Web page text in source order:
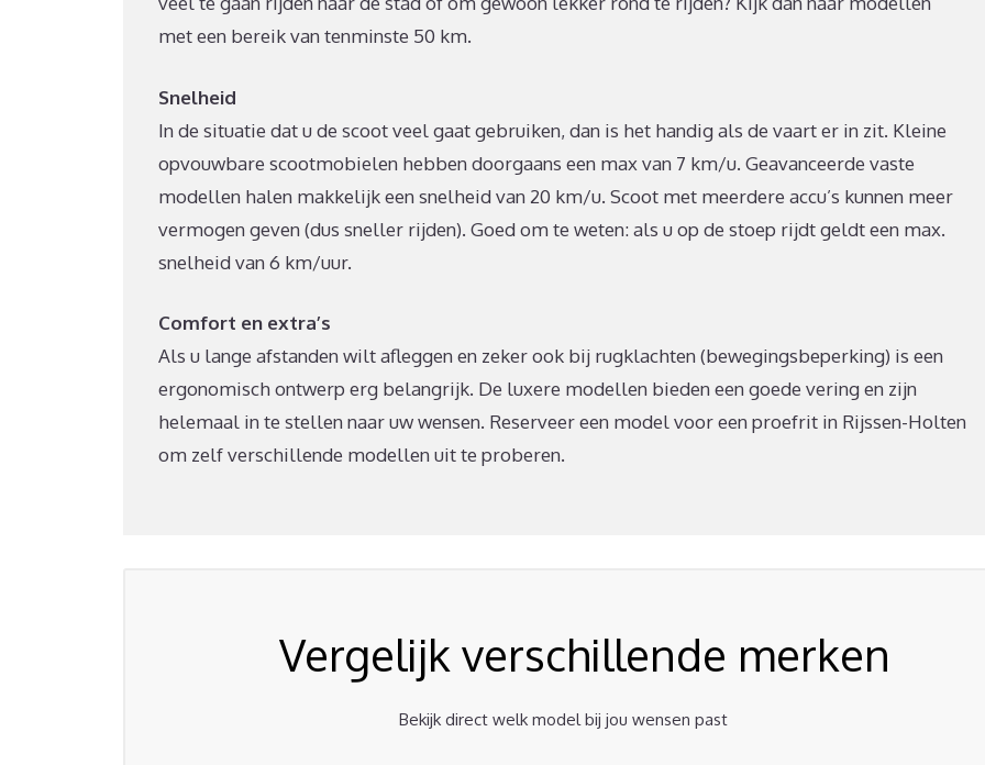
met een bereik van tenminste 50 km.
Snelheid
In de situatie dat u de scoot veel gaat gebruiken, dan is het handig als de vaart er in zit. Kleine
opvouwbare scootmobielen hebben doorgaans een max van 7 km/u. Geavanceerde vaste
modellen halen makkelijk een snelheid van 20 km/u. Scoot met meerdere accu’s kunnen meer
vermogen geven (dus sneller rijden). Goed om te weten: als u op de stoep rijdt geldt een max.
snelheid van 6 km/uur.
Comfort en extra’s
Als u lange afstanden wilt afleggen en zeker ook bij rugklachten (bewegingsbeperking) is een
ergonomisch ontwerp erg belangrijk. De luxere modellen bieden een goede vering en zijn
helemaal in te stellen naar uw wensen. Reserveer een model voor een proefrit in Rijssen-Holten
om zelf verschillende modellen uit te proberen.
Vergelijk verschillende merken
Bekijk direct welk model bij jou wensen past